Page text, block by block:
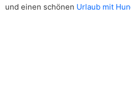
und einen schönen Urlaub mit